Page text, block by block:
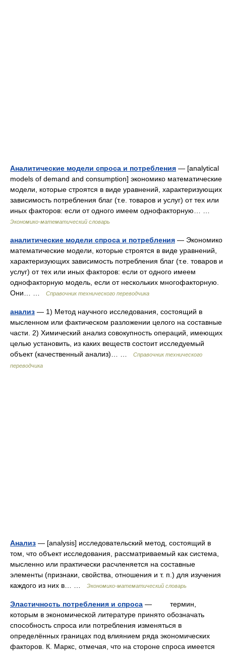
Аналитические модели спроса и потребления — [analytical
models of demand and consumption] экономико мате­матические
модели, которые строятся в виде уравнений, характеризующих
зависимость потребления благ (т.е. товаров и услуг) от тех или
иных факторов: если от одного имеем однофакторную… …
Экономико-математический словарь
аналитические модели спроса и потребления — Экономико
математические модели, которые строятся в виде уравнений,
характеризующих зависимость потребления благ (т.е. товаров и
услуг) от тех или иных факторов: если от одного имеем
однофакторную модель, если от нескольких многофакторную.
Они… …
Справочник технического переводчика
анализ — 1) Метод научного исследования, состоящий в
мысленном или фактическом разложении целого на составные
части. 2) Химический анализ совокупность операций, имеющих
целью установить, из каких веществ состоит исследуемый
объект (качественный анализ)… …
Справочник технического
переводчика
Анализ — [analysis] исследовательский метод, состоящий в
том, что объект исследования, рассматриваемый как система,
мысленно или практически расчленяется на составные
элементы (признаки, свойства, отношения и т. п.) для изучения
каждого из них в… …
Экономико-математический словарь
Эластичность потребления и спроса — термин,
которым в экономической литературе принято обозначать
способность спроса или потребления изменяться в
определённых границах под влиянием ряда экономических
факторов. К. Маркс, отмечая, что на стороне спроса имеется